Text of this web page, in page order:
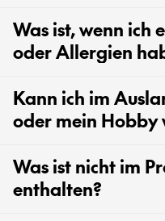
Was ist, wenn ich
oder Allergien
Kann ich im
oder mein Hobby
Was ist nicht im
enthalten?